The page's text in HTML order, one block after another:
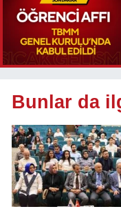
Bunlar da